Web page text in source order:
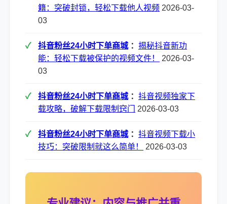
籍：突破封锁，轻松下载他人视频 2026-03-
03
抖音粉丝24小时下单商城： 揭秘抖音新功
能：轻松下载被保护的视频文件！
2026-03-
03
抖音粉丝24小时下单商城： 抖音视频独家下
载攻略，破解下载限制窍门
2026-03-03
抖音粉丝24小时下单商城： 抖音视频下载小
技巧：突破限制就这么简单！
2026-03-03